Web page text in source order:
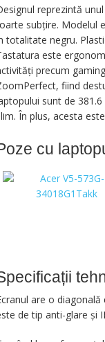
reprezintă
subțire. Modelul
totalitate negru.
este
precum
fiind
sunt de
În plus, acesta
cu
are o
de tip anti-glare și